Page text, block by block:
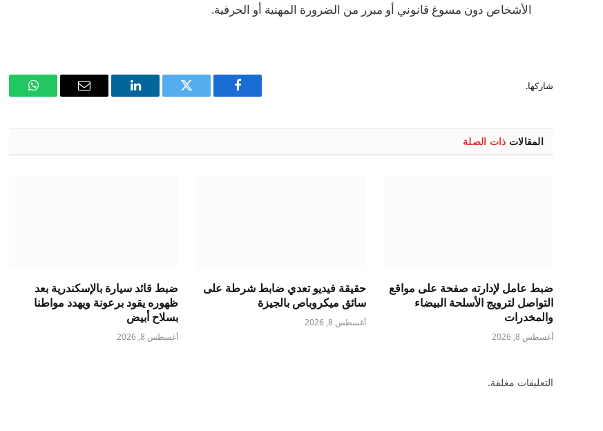
الأشخاص دون مسوغ قانوني أو مبرر من الضرورة المهنية أو الحرفية.
شاركها.
فيسبوك
تويتر لينكدإن
البريد
واتساب
المقالات ذات الصلة
ضبط عامل لإدارته صفحة على مواقع
التواصل لترويج الأسلحة البيضاء
والمخدرات
أغسطس 8, 2026
حقيقة فيديو تعدي ضابط شرطة على
سائق ميكروباص بالجيزة
أغسطس 8, 2026
ضبط قائد سيارة بالإسكندرية بعد
ظهوره يقود برعونة ويهدد مواطنا
بسلاح أبيض
أغسطس 8, 2026
التعليقات مغلقة.